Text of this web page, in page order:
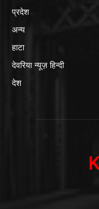
प्रदेश
अन्य
हाटा
देवरिया न्यूज़ हिन्दी
देश